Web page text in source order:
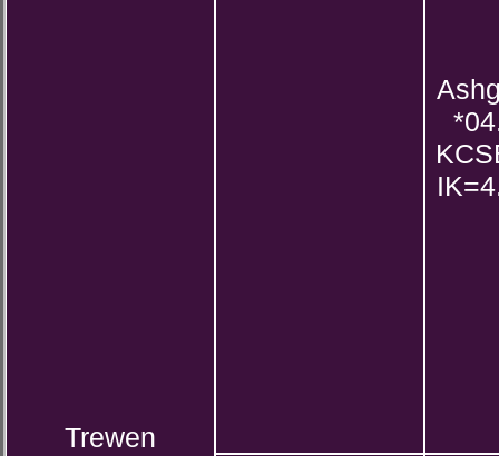
Trewen